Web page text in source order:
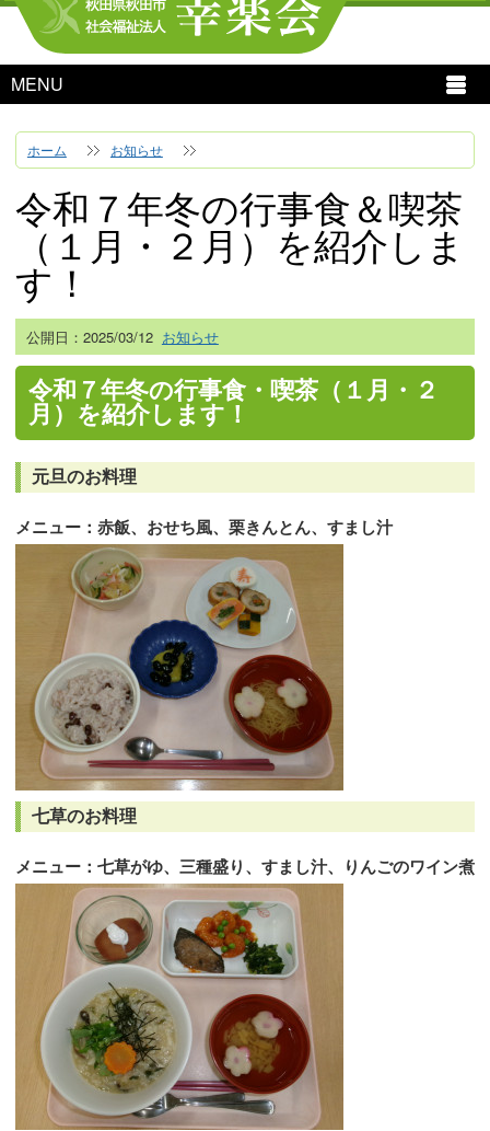
MENU
ホーム お知らせ
令和７年冬の行事食＆喫茶
（１月・２月）を紹介しま
す！
公開日： 2025/03/12 お知らせ
令和７年冬の行事食・喫茶（１月・２
月）を紹介します！
元旦のお料理
メニュー：赤飯、おせち風、栗きんとん、すまし汁
七草のお料理
メニュー：七草がゆ、三種盛り、すまし汁、りんごのワイン煮